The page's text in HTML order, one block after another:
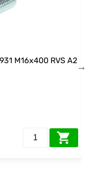
M16x400 RVS A2